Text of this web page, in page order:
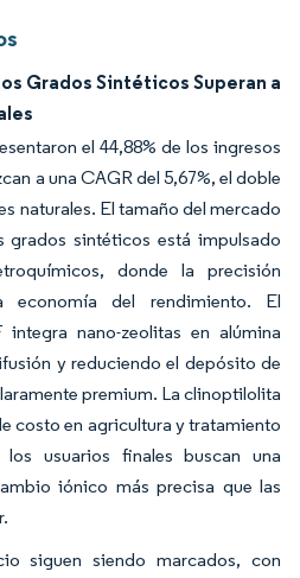
Grados Sintéticos Superan a
el 44,88% de los ingresos
a una CAGR del 5,67%, el doble
naturales. El tamaño del mercado
sintéticos está impulsado
donde la precisión
economía del rendimiento. El
nano-zeolitas en alúmina
y reduciendo el depósito de
premium. La clinoptilolita
costo en agricultura y tratamiento
usuarios finales buscan una
iónico más precisa que las
siguen siendo marcados, con